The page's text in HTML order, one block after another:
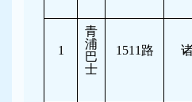
1
青
浦
巴
士
1511 路